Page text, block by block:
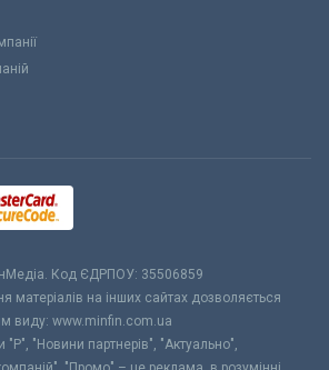
Код ЄДРПОУ: 35506859
матеріалів на інших сайтах дозволяється
виду: www.minfin.com.ua
"Р", "Новини партнерів", "Актуально",